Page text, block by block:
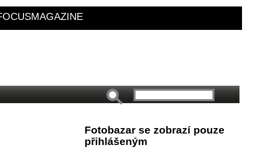
Fotobazar se zobrazí pouze
přihlášeným